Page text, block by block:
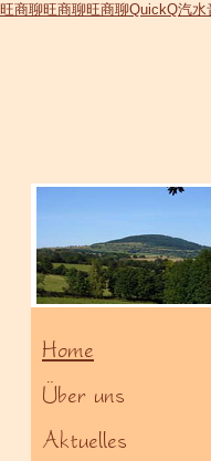
Home
Über uns
Aktuelles
旺商聊旺商聊旺商聊QuickQ汽水